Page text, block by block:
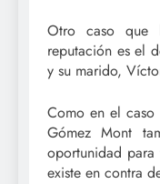
Otro caso que
reputación es el
y su marido,
Como en el
Gómez Mont
oportunidad
existe en contra